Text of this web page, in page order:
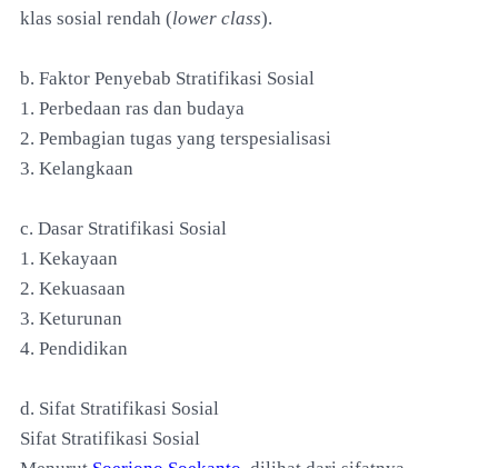
klas sosial rendah (lower class).
b. Faktor Penyebab Stratifikasi Sosial
1. Perbedaan ras dan budaya
2. Pembagian tugas yang terspesialisasi
3. Kelangkaan
c. Dasar Stratifikasi Sosial
1. Kekayaan
2. Kekuasaan
3. Keturunan
4. Pendidikan
d. Sifat Stratifikasi Sosial
Sifat Stratifikasi Sosial